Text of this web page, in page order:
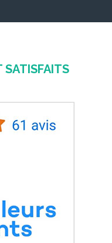
SATISFAITS